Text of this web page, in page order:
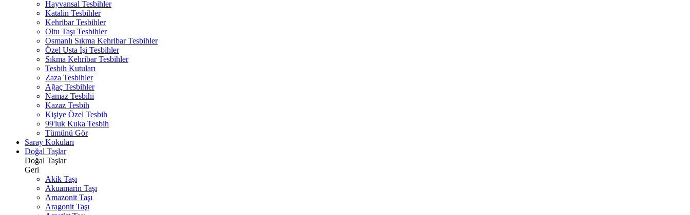
Hayvansal Tesbihler
Katalin Tesbihler
Kehribar Tesbihler
Oltu Taşı Tesbihler
Osmanlı Sıkma Kehribar Tesbihler
Özel Usta İşi Tesbihler
Sıkma Kehribar Tesbihler
Tesbih Kutuları
Zaza Tesbihler
Ağaç Tesbihler
Namaz Tesbihi
Kazaz Tesbih
Kişiye Özel Tesbih
99'luk Kuka Tesbih
Tümünü Gör
Saray Kokuları
Doğal Taşlar
Doğal Taşlar
Geri
Akik Taşı
Akuamarin Taşı
Amazonit Taşı
Aragonit Taşı